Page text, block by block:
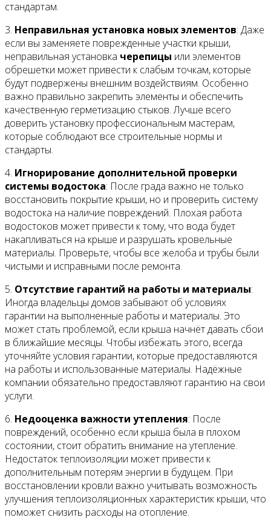
стандартам.
3. Неправильная установка новых элементов: Даже
если вы заменяете поврежденные участки крыши,
неправильная установка черепицы или элементов
обрешетки может привести к слабым точкам, которые
будут подвержены внешним воздействиям. Особенно
важно правильно закрепить элементы и обеспечить
качественную герметизацию стыков. Лучше всего
доверить установку профессиональным мастерам,
которые соблюдают все строительные нормы и
стандарты.
4. Игнорирование дополнительной проверки
системы водостока: После града важно не только
восстановить покрытие крыши, но и проверить систему
водостока на наличие повреждений. Плохая работа
водостоков может привести к тому, что вода будет
накапливаться на крыше и разрушать кровельные
материалы. Проверьте, чтобы все желоба и трубы были
чистыми и исправными после ремонта.
5. Отсутствие гарантий на работы и материалы:
Иногда владельцы домов забывают об условиях
гарантии на выполненные работы и материалы. Это
может стать проблемой, если крыша начнёт давать сбои
в ближайшие месяцы. Чтобы избежать этого, всегда
уточняйте условия гарантии, которые предоставляются
на работы и использованные материалы. Надёжные
компании обязательно предоставляют гарантию на свои
услуги.
6. Недооценка важности утепления: После
повреждений, особенно если крыша была в плохом
состоянии, стоит обратить внимание на утепление.
Недостаток теплоизоляции может привести к
дополнительным потерям энергии в будущем. При
восстановлении кровли важно учитывать возможность
улучшения теплоизоляционных характеристик крыши, что
поможет снизить расходы на отопление.